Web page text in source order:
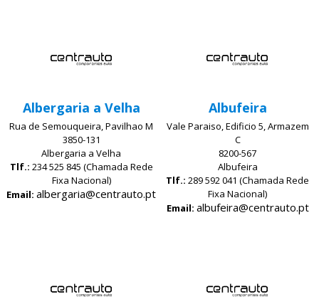
Albergaria a Velha
Rua de Semouqueira, Pavilhao M
3850-131
Albergaria a Velha
Tlf.: 234 525 845 (Chamada Rede
Fixa Nacional)
Email: albergaria@centrauto.pt
Albufeira
Vale Paraiso, Edificio 5, Armazem
C
8200-567
Albufeira
Tlf.: 289 592 041 (Chamada Rede
Fixa Nacional)
Email: albufeira@centrauto.pt